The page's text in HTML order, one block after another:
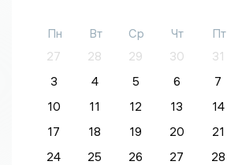
Пн Вт Ср Чт Пт
27
28 29 30 31
3
4 5 6 7
10
11 12 13 14
17
18 19 20 21
24
25 26 27 28